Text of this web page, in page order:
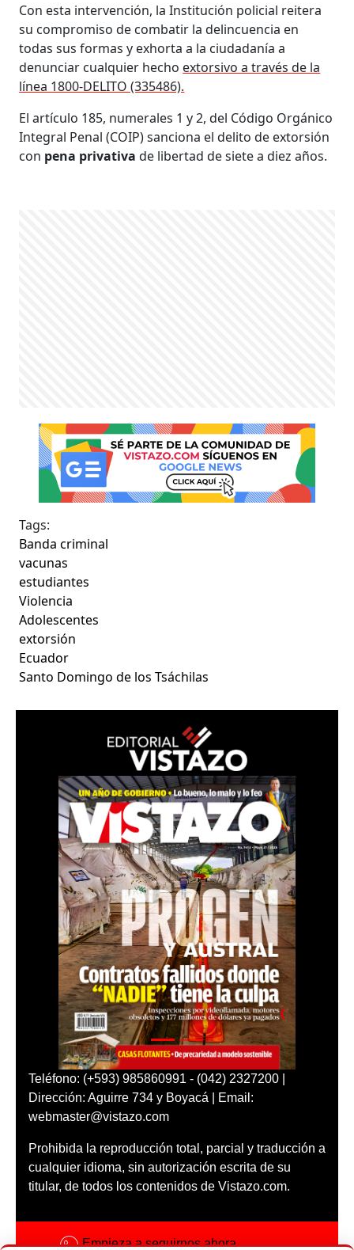
Con esta intervención, la Institución policial reitera
su compromiso de combatir la delincuencia en
todas sus formas y exhorta a la ciudadanía a
denunciar cualquier hecho extorsivo a través de la
línea 1800-DELITO (335486).
El artículo 185, numerales 1 y 2, del Código Orgánico
Integral Penal (COIP) sanciona el delito de extorsión
con pena privativa de libertad de siete a diez años.
Tags:
Banda criminal
vacunas
estudiantes
Violencia
Adolescentes
extorsión
Ecuador
Santo Domingo de los Tsáchilas
Teléfono: (+593) 985860991 - (042) 2327200 |
Dirección: Aguirre 734 y Boyacá | Email:
webmaster@vistazo.com
Prohibida la reproducción total, parcial y traducción a
cualquier idioma, sin autorización escrita de su
titular, de todos los contenidos de Vistazo.com.
Empieza a seguirnos ahora